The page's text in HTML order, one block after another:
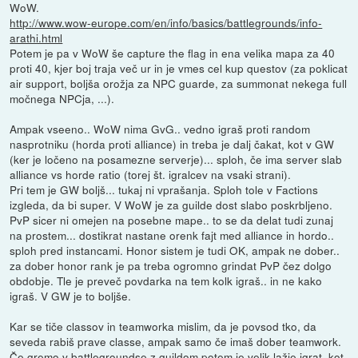
WoW.
http://www.wow-europe.com/en/info/basics/battlegrounds/info-
arathi.html
Potem je pa v WoW še capture the flag in ena velika mapa za 40
proti 40, kjer boj traja več ur in je vmes cel kup questov (za poklicat
air support, boljša orožja za NPC guarde, za summonat nekega full
močnega NPCja, ...).
Ampak vseeno.. WoW nima GvG.. vedno igraš proti random
nasprotniku (horda proti alliance) in treba je dalj čakat, kot v GW
(ker je ločeno na posamezne serverje)... sploh, če ima server slab
alliance vs horde ratio (torej št. igralcev na vsaki strani).
Pri tem je GW boljš... tukaj ni vprašanja. Sploh tole v Factions
izgleda, da bi super. V WoW je za guilde dost slabo poskrbljeno.
PvP sicer ni omejen na posebne mape.. to se da delat tudi zunaj
na prostem... dostikrat nastane orenk fajt med alliance in hordo..
sploh pred instancami. Honor sistem je tudi OK, ampak ne dober..
za dober honor rank je pa treba ogromno grindat PvP čez dolgo
obdobje. Tle je preveč povdarka na tem kolk igraš.. in ne kako
igraš. V GW je to boljše.
Kar se tiče classov in teamworka mislim, da je povsod tko, da
seveda rabiš prave classe, ampak samo če imaš dober teamwork.